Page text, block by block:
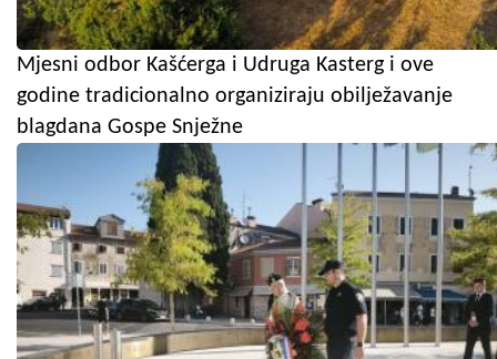
Mjesni odbor Kašćerga i Udruga Kasterg i ove
godine tradicionalno organiziraju obilježavanje
blagdana Gospe Snježne